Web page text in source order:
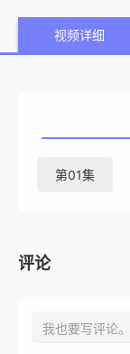
要想计划能顺
翻地覆，亦因此
高飞享受新生活
视频详细
第01集
评论